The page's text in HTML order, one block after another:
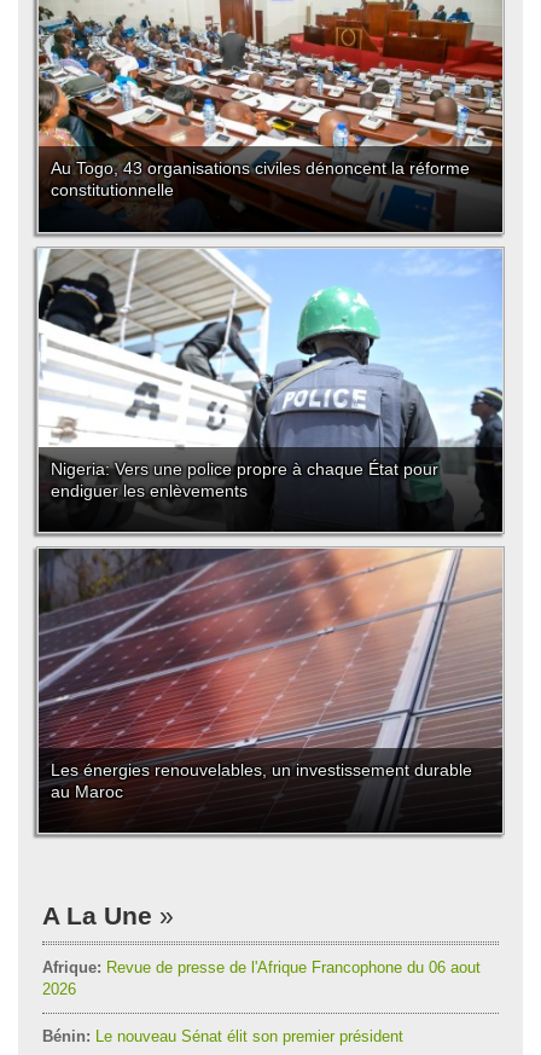
Au Togo, 43 organisations civiles dénoncent la réforme
constitutionnelle
Nigeria: Vers une police propre à chaque État pour
endiguer les enlèvements
Les énergies renouvelables, un investissement durable
au Maroc
A La Une
Afrique: Revue de presse de l'Afrique Francophone du 06 aout
2026
Bénin: Le nouveau Sénat élit son premier président